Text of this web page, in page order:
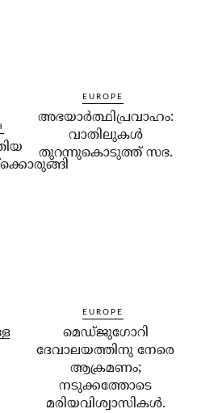
EUROPE
അഭയാര്‍ത്ഥിപ്രവാഹം:
വാതിലുകള്‍
തുറന്നുകൊടുത്ത് സഭ.
EUROPE
മെഡ്ജുഗോറി
ദേവാലയത്തിനു നേരെ
ആക്രമണം;
നടുക്കത്തോടെ
മരിയവിശ്വാസികള്‍.